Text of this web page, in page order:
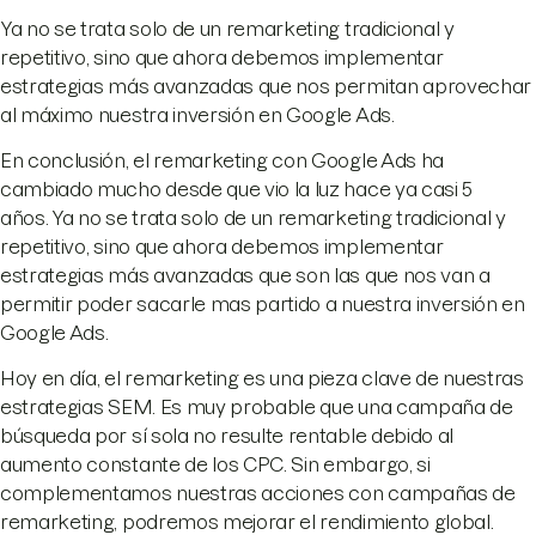
Ya no se trata solo de un remarketing tradicional y
repetitivo, sino que ahora debemos implementar
estrategias más avanzadas que nos permitan aprovechar
al máximo nuestra inversión en Google Ads.
En conclusión, el remarketing con Google Ads ha
cambiado mucho desde que vio la luz hace ya casi 5
años. Ya no se trata solo de un remarketing tradicional y
repetitivo, sino que ahora debemos implementar
estrategias más avanzadas que son las que nos van a
permitir poder sacarle mas partido a nuestra inversión en
Google Ads.
Hoy en día, el remarketing es una pieza clave de nuestras
estrategias SEM. Es muy probable que una campaña de
búsqueda por sí sola no resulte rentable debido al
aumento constante de los CPC. Sin embargo, si
complementamos nuestras acciones con campañas de
remarketing, podremos mejorar el rendimiento global.